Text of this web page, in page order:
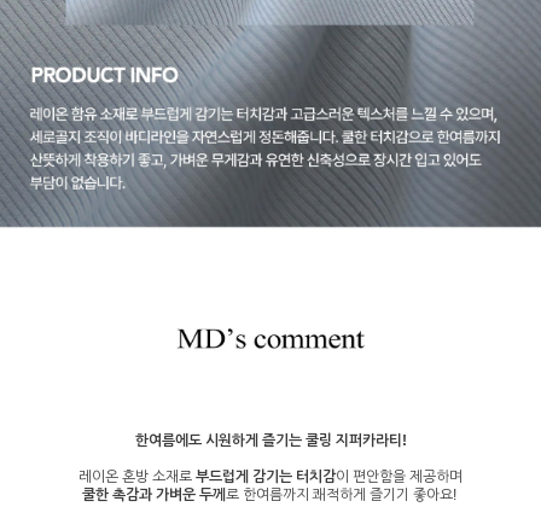
한여름에도 시원하게 즐기는 쿨링 지퍼카라티!
레이온 혼방 소재로 부드럽게 감기는 터치감이 편안함을 제공하며
쿨한 촉감과 가벼운 두께 로 한여름까지 쾌적하게 즐기기 좋아요!